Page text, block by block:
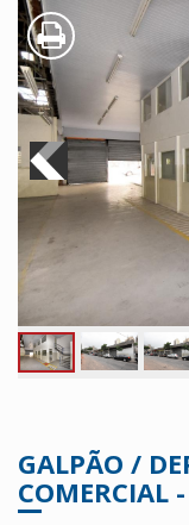
GALPÃO /
COMERCIAL